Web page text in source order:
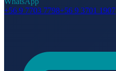
+56 9 7703 7798+56 9 3701 1907